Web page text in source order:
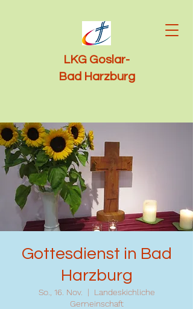
LKG Goslar-
Bad Harzburg
Gottesdienst in Bad
Harzburg
So., 16. Nov.
  |
Landeskichliche
Gemeinschaft